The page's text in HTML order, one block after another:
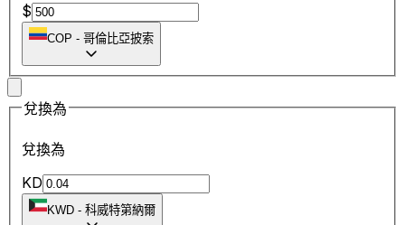
$
COP - 哥倫比亞披索
兌換為
兌換為
KD
KWD - 科威特第納爾